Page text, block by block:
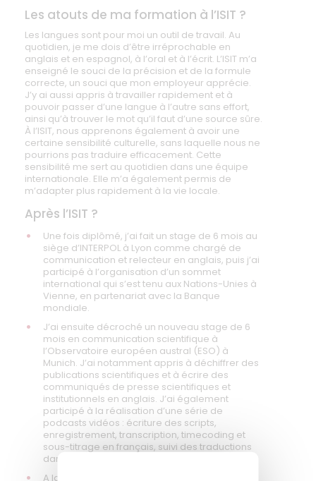
Les atouts de ma formation à l’ISIT ?
Les langues sont pour moi un outil de travail. Au
quotidien, je me dois d’être irréprochable en
anglais et en espagnol, à l’oral et à l’écrit. L’ISIT m’a
enseigné le souci de la précision et de la formule
correcte, un souci que mon employeur apprécie.
J’y ai aussi appris à travailler rapidement et à
pouvoir passer d’une langue à l’autre sans effort,
ainsi qu’à trouver le mot qu’il faut d’une source sûre.
À l’ISIT, nous apprenons également à avoir une
certaine sensibilité culturelle, sans laquelle nous ne
pourrions pas traduire efficacement. Cette
sensibilité me sert au quotidien dans une équipe
internationale. Elle m’a également permis de
m’adapter plus rapidement à la vie locale.
Après l’ISIT ?
Une fois diplômé, j’ai fait un stage de 6 mois au
siège d’INTERPOL à Lyon comme chargé de
communication et relecteur en anglais, puis j’ai
participé à l’organisation d’un sommet
international qui s’est tenu aux Nations-Unies à
Vienne, en partenariat avec la Banque
mondiale.
J’ai ensuite décroché un nouveau stage de 6
mois en communication scientifique à
l’Observatoire européen austral (ESO) à
Munich. J’ai notamment appris à déchiffrer des
publications scientifiques et à écrire des
communiqués de presse scientifiques et
institutionnels en anglais. J’ai également
participé à la réalisation d’une série de
podcasts vidéos : écriture des scripts,
enregistrement, transcription, timecoding et
sous-titrage en français, suivi des traductions
dans d’autres langues.
A la fin de mon stage et grâce à mes